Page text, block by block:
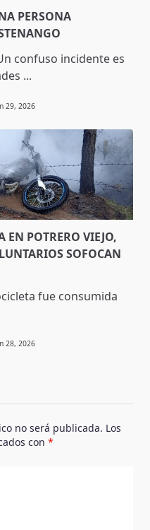
PERSONA
confuso incidente es
...
29, 2026
EN POTRERO VIEJO,
SOFOCAN
fue consumida
28, 2026
no será publicada. Los
con *